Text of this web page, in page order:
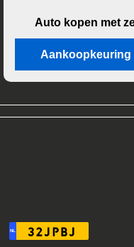
Auto kopen met
Aankoopkeuring
NL 32JPBJ